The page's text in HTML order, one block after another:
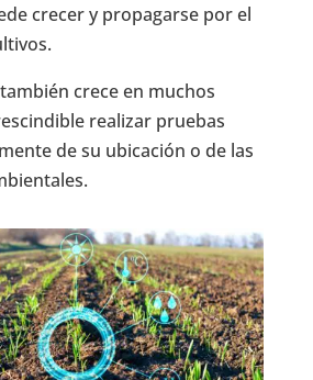
crecer y propagarse por el
crece en muchos
realizar pruebas
de su ubicación o de las